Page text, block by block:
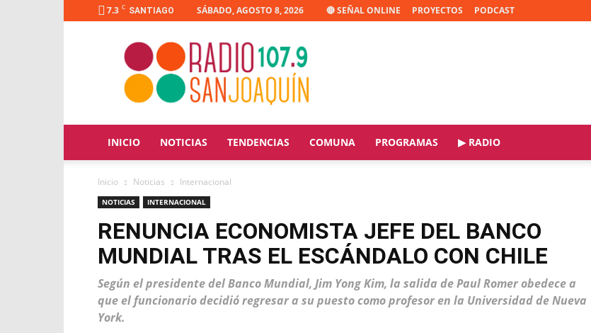
7.3 C SANTIAGO SÁBADO, AGOSTO 8, 2026 🔴 SEÑAL ONLINE PROYECTOS PODCAST
Radio
Joaquín
INICIO NOTICIAS TENDENCIAS COMUNA PROGRAMAS ▶ RADIO
Inicio Noticias Internacional
NOTICIAS INTERNACIONAL
RENUNCIA ECONOMISTA JEFE DEL BANCO
MUNDIAL TRAS EL ESCÁNDALO CON CHILE
Según el presidente del Banco Mundial, Jim Yong Kim, la salida de Paul Romer obedece a
que el funcionario decidió regresar a su puesto como profesor en la Universidad de Nueva
York.